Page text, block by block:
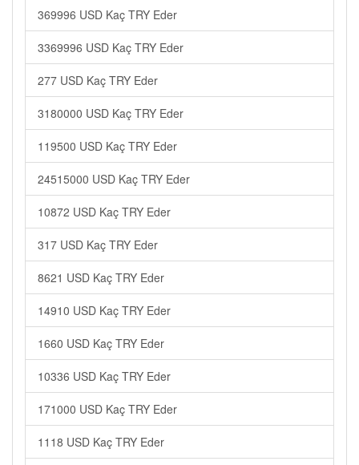
369996 USD Kaç TRY Eder
3369996 USD Kaç TRY Eder
277 USD Kaç TRY Eder
3180000 USD Kaç TRY Eder
119500 USD Kaç TRY Eder
24515000 USD Kaç TRY Eder
10872 USD Kaç TRY Eder
317 USD Kaç TRY Eder
8621 USD Kaç TRY Eder
14910 USD Kaç TRY Eder
1660 USD Kaç TRY Eder
10336 USD Kaç TRY Eder
171000 USD Kaç TRY Eder
1118 USD Kaç TRY Eder